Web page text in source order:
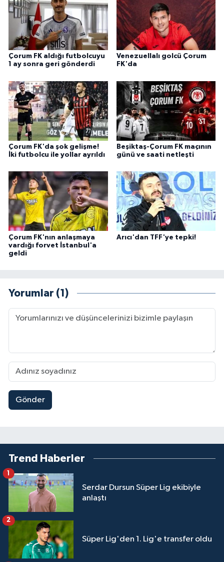
Çorum FK aldığı futbolcuyu
1 ay sonra geri gönderdi
Venezuellalı golcü Çorum
FK'da
Çorum FK'da şok gelişme!
İki futbolcu ile yollar ayrıldı
Beşiktaş-Çorum FK maçının
günü ve saati netleşti
Çorum FK'nın anlaşmaya
vardığı forvet İstanbul'a
geldi
Arıcı'dan TFF'ye tepki!
Yorumlar (1)
Gönder
Trend Haberler
Serdar Dursun Süper Lig ekibiyle
anlaştı
1
Süper Lig'den 1. Lig'e transfer oldu
2